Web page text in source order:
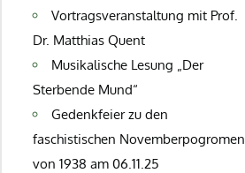
Vortragsveranstaltung mit Prof.
Dr. Matthias Quent
Musikalische Lesung „Der
Sterbende Mund“
Gedenkfeier zu den
faschistischen Novemberpogromen
von 1938 am 06.11.25